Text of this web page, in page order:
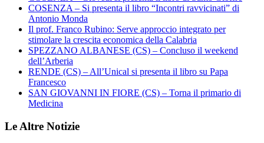
COSENZA – Si presenta il libro “Incontri ravvicinati” di
Antonio Monda
Il prof. Franco Rubino: Serve approccio integrato per
stimolare la crescita economica della Calabria
SPEZZANO ALBANESE (CS) – Concluso il weekend
dell’Arberia
RENDE (CS) – All’Unical si presenta il libro su Papa
Francesco
SAN GIOVANNI IN FIORE (CS) – Torna il primario di
Medicina
Le Altre Notizie